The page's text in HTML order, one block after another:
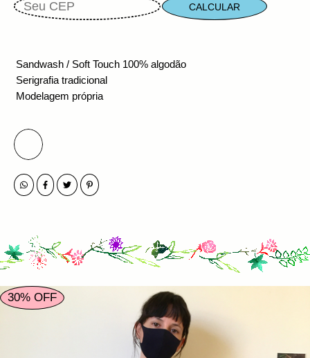
CALCULAR
Sandwash / Soft Touch 100% algodão
Serigrafia tradicional
Modelagem própria
෴
30% OFF